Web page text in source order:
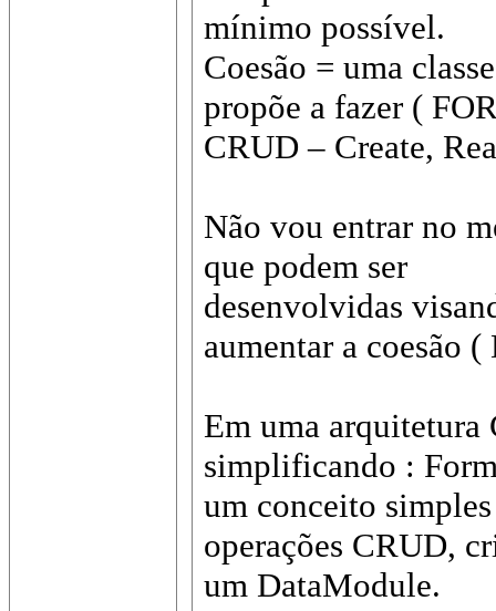
mínimo possível.
Coesão = uma
propõe a fazer (
CRUD – Create,
Não vou entrar no
que podem ser
desenvolvidas
aumentar a coesão
Em uma
simplificando :
um conceito
operações CRUD,
um DataModule.